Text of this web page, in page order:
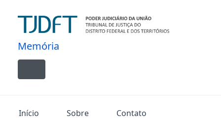
Memória
Toggle navigation
Início Sobre Contato